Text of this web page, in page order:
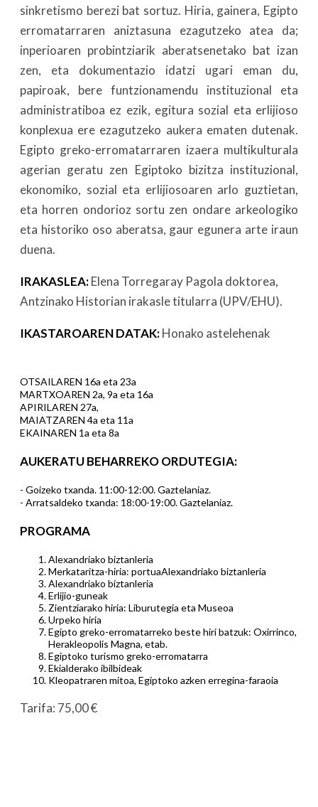
sinkretismo berezi bat sortuz. Hiria, gainera, Egipto
erromatarraren aniztasuna ezagutzeko atea da;
inperioaren probintziarik aberatsenetako bat izan
zen, eta dokumentazio idatzi ugari eman du,
papiroak, bere funtzionamendu instituzional eta
administratiboa ez ezik, egitura sozial eta erlijioso
konplexua ere ezagutzeko aukera ematen dutenak.
Egipto greko-erromatarraren izaera multikulturala
agerian geratu zen Egiptoko bizitza instituzional,
ekonomiko, sozial eta erlijiosoaren arlo guztietan,
eta horren ondorioz sortu zen ondare arkeologiko
eta historiko oso aberatsa, gaur egunera arte iraun
duena.
IRAKASLEA:Elena Torregaray Pagola doktorea,
Antzinako Historian irakasle titularra (UPV/EHU).
IKASTAROAREN DATAK:Honako astelehenak
OTSAILAREN 16a eta 23a
MARTXOAREN 2a, 9a eta 16a
APIRILAREN 27a,
MAIATZAREN 4a eta 11a
EKAINAREN 1a eta 8a
AUKERATU BEHARREKO ORDUTEGIA:
- Goizeko txanda. 11:00-12:00. Gaztelaniaz.
- Arratsaldeko txanda: 18:00-19:00. Gaztelaniaz.
PROGRAMA
Alexandriako biztanleria
Merkataritza-hiria: portuaAlexandriako biztanleria
Alexandriako biztanleria
Erlijio-guneak
Zientziarako hiria: Liburutegia eta Museoa
Urpeko hiria
Egipto greko-erromatarreko beste hiri batzuk: Oxirrinco,
Herakleopolis Magna, etab.
Egiptoko turismo greko-erromatarra
Ekialderako ibilbideak
Kleopatraren mitoa, Egiptoko azken erregina-faraoia
Tarifa: 75,00 €